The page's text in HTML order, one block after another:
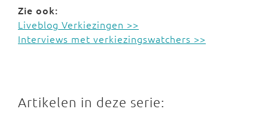
Zie ook:
Liveblog Verkiezingen >>
Interviews met verkiezingswatchers >>
Artikelen in deze serie: